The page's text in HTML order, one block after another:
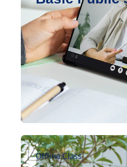
Offline Class